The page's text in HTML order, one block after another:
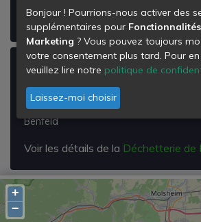
Voir les détails de laDéchetterie de
Déchetterie de Benfeld
Route d'Hernsheim
67230
Benfeld
Voir les détails de la Déchetterie de
+
−
Bonjour ! Pourrions-nous activer des
supplémentaires pour
Marketing ? Vous pouvez toujours
votre consentement plus tard. Pour
veuillez lire notre politique de
Laissez-moi choisir